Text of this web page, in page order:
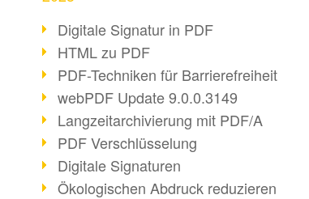
Digitale Signatur in PDF
HTML zu PDF
PDF-Techniken für Barrierefreiheit
webPDF Update 9.0.0.3149
Langzeitarchivierung mit PDF/A
PDF Verschlüsselung
Digitale Signaturen
Ökologischen Abdruck reduzieren